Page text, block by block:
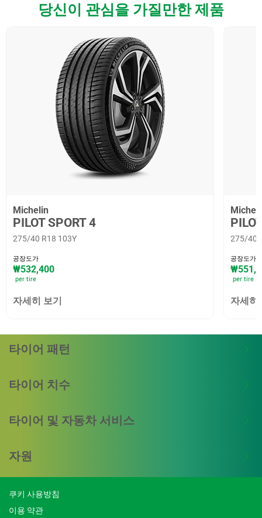
당신이 관심을 가질만한 제품
Michelin
PILOT SPORT 4
275/40 R18 103Y
공장도가
₩532,400
per tire
자세히 보기
275/40
공장도가
per tire
자세히
타이어 패턴
타이어 치수
타이어 및 자동차 서비스
자원
쿠키 사용방침
이용 약관